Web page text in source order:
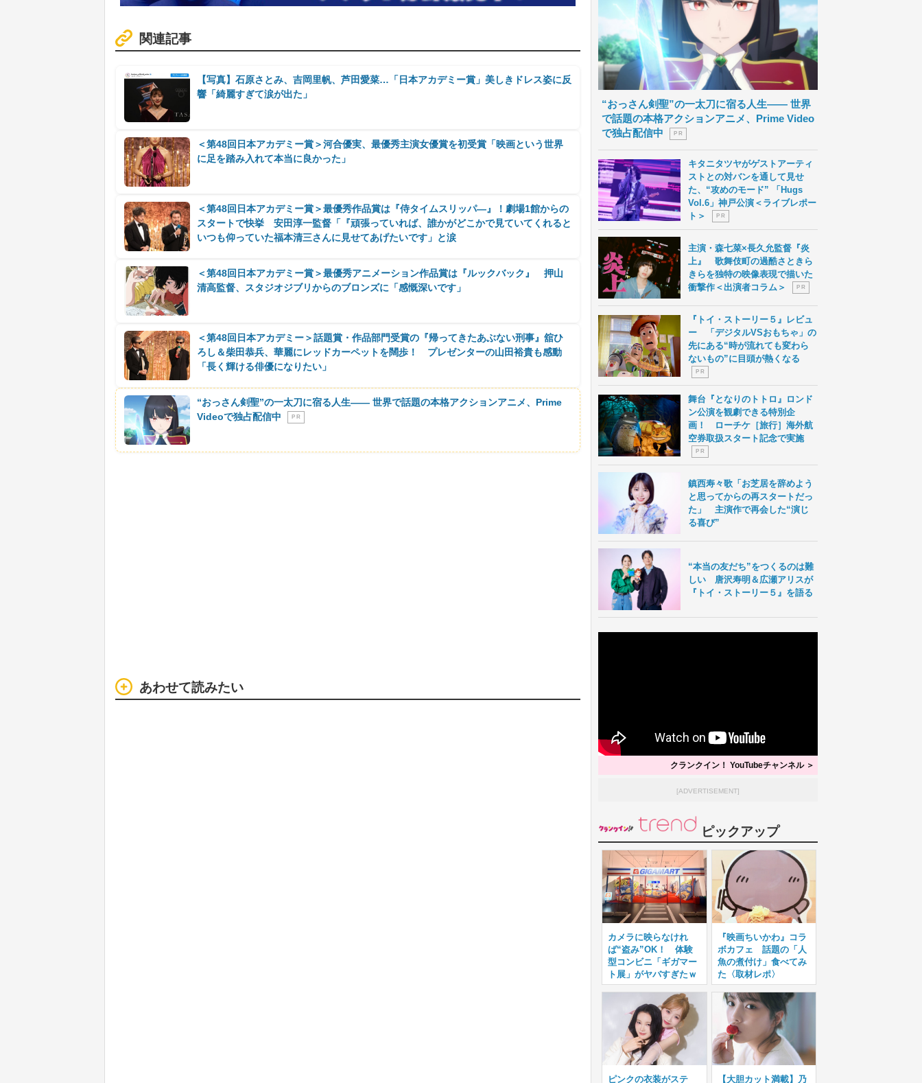
関連記事
【写真】石原さとみ、吉岡里帆、芦田愛菜…「日本アカデミー賞」美しきドレス姿に反
響「綺麗すぎて涙が出た」
＜第48回日本アカデミー賞＞河合優実、最優秀主演女優賞を初受賞「映画という世界
に足を踏み入れて本当に良かった」
＜第48回日本アカデミー賞＞最優秀作品賞は『侍タイムスリッパ―』！劇場1館からの
スタートで快挙 安田淳一監督「『頑張っていれば、誰かがどこかで見ていてくれると
いつも仰っていた福本清三さんに見せてあげたいです」と涙
＜第48回日本アカデミー賞＞最優秀アニメーション作品賞は『ルックバック』 押山
清高監督、スタジオジブリからのブロンズに「感慨深いです」
＜第48回日本アカデミー＞話題賞・作品部門受賞の『帰ってきたあぶない刑事』舘ひ
ろし＆柴田恭兵、華麗にレッドカーペットを闊歩！ プレゼンターの山田裕貴も感動
「長く輝ける俳優になりたい」
“おっさん剣聖”の一太刀に宿る人生―― 世界で話題の本格アクションアニメ、Prime
Videoで独占配信中
P R
あわせて読みたい
“おっさん剣聖”の一太刀に宿る人生―― 世界
で話題の本格アクションアニメ、Prime Video
で独占配信中
P R
キタニタツヤがゲストアーティ
ストとの対バンを通して見せ
た、“攻めのモード” 「Hugs
Vol.6」神戸公演＜ライブレポー
ト＞
P R
主演・森七菜×長久允監督『炎
上』 歌舞伎町の過酷さときら
きらを独特の映像表現で描いた
衝撃作＜出演者コラム＞
P R
『トイ・ストーリー５』レビュ
ー 「デジタルVSおもちゃ」の
先にある“時が流れても変わら
ないもの”に目頭が熱くなる
P R
舞台『となりのトトロ』ロンド
ン公演を観劇できる特別企
画！ ローチケ［旅行］海外航
空券取扱スタート記念で実施
P R
鎮西寿々歌「お芝居を辞めよう
と思ってからの再スタートだっ
た」 主演作で再会した“演じ
る喜び”
“本当の友だち”をつくるのは難
しい 唐沢寿明＆広瀬アリスが
『トイ・ストーリー５』を語る
クランクイン！ YouTubeチャンネル ＞
[ADVERTISEMENT]
ピックアップ
カメラに映らなけれ
ば“盗み”OK！ 体験
型コンビニ「ギガマー
ト展」がヤバすぎたｗ
『映画ちいかわ』コラ
ボカフェ 話題の「人
魚の煮付け」食べてみ
た〈取材レポ〉
ピンクの衣装がステ 【大胆カット満載】乃